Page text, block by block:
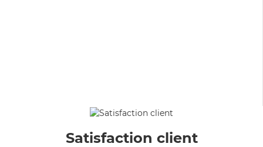
Satisfaction client